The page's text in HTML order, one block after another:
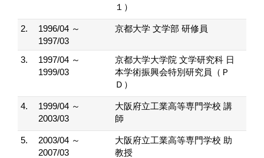
１）
2.
1996/04 ～
1997/03
京都大学 文学部 研修員
3.
1997/04 ～
1999/03
京都大学大学院 文学研究科 日
本学術振興会特別研究員（Ｐ
Ｄ）
4.
1999/04 ～
2003/03
大阪府立工業高等専門学校 講
師
5.
2003/04 ～
2007/03
大阪府立工業高等専門学校 助
教授